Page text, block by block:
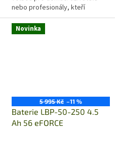
nebo profesionály, kteří
pravidelně pracují na menších
a středně velkých živých...
Novinka
5 995 Kč –11 %
Baterie LBP-50-250 4.5
Ah 56 eFORCE